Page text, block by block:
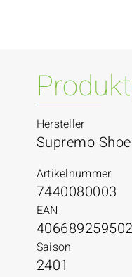
Hersteller
Supremo
Artikelnummer
7440080003
EAN
Saison
2401